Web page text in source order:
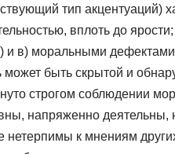
тип акцентуаций)
вплоть до
и в) моральными
быть скрытой и
строгом соблюдении
напряженно
к мнениям